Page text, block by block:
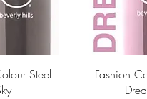
Steel
Fashion